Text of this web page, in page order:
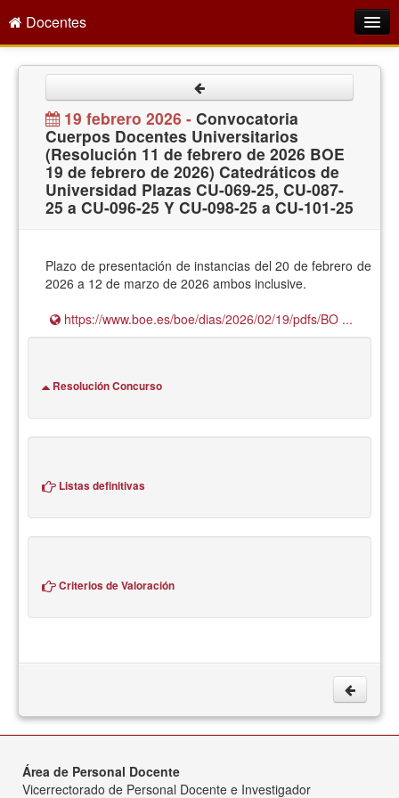
Docentes
Empleo Público
Gestión PDI
Formación y Evaluación
Seprus
Directorio
19 febrero 2026 - Convocatoria
Cuerpos Docentes Universitarios
(Resolución 11 de febrero de 2026 BOE
19 de febrero de 2026) Catedráticos de
Universidad Plazas CU-069-25, CU-087-
25 a CU-096-25 Y CU-098-25 a CU-101-25
Plazo de presentación de instancias del 20 de febrero de
2026 a 12 de marzo de 2026 ambos inclusive.
https://www.boe.es/boe/dias/2026/02/19/pdfs/BO ...
Resolución Concurso
Listas definitivas
Criterios de Valoración
Área de Personal Docente
Vicerrectorado de Personal Docente e Investigador